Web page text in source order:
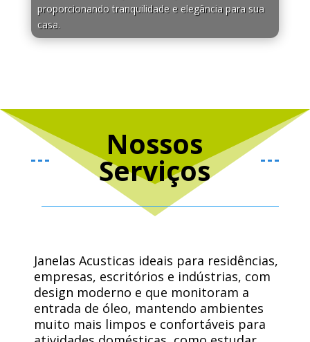
proporcionando tranquilidade e elegância para sua
casa.
Nossos
Serviços
Janelas Acusticas ideais para residências,
empresas, escritórios e indústrias, com
design moderno e que monitoram a
entrada de óleo, mantendo ambientes
muito mais limpos e confortáveis ​​para